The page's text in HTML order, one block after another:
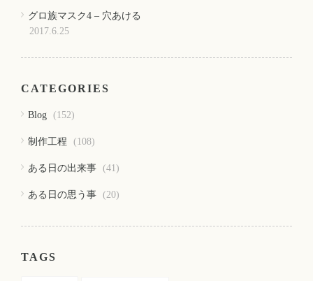
グロ族マスク4 – 穴あける
2017.6.25
CATEGORIES
Blog (152)
制作工程 (108)
ある日の出来事 (41)
ある日の思う事 (20)
TAGS